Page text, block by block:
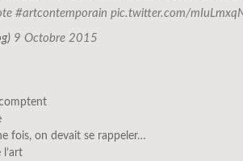
#artcontemporain pic.twitter.com/
9 Octobre 2015
fois, on devait se rappeler…
l’art